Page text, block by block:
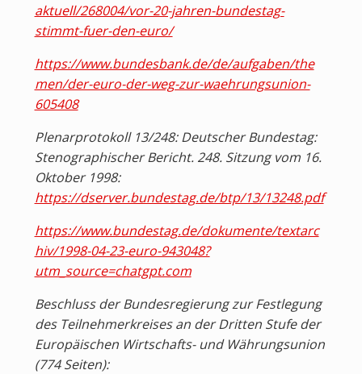
aktuell/268004/vor-20-jahren-bundestag-
stimmt-fuer-den-euro/
https://www.bundesbank.de/de/aufgaben/the
men/der-euro-der-weg-zur-waehrungsunion-
605408
Plenarprotokoll 13/248: Deutscher Bundestag:
Stenographischer Bericht. 248. Sitzung vom 16.
Oktober 1998:
https://dserver.bundestag.de/btp/13/13248.pdf
https://www.bundestag.de/dokumente/textarc
hiv/1998-04-23-euro-943048?
utm_source=chatgpt.com
Beschluss der Bundesregierung zur Festlegung
des Teilnehmerkreises an der Dritten Stufe der
Europäischen Wirtschafts- und Währungsunion
(774 Seiten):